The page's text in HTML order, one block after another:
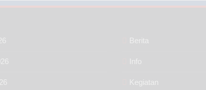
Berita
Info
Kegiatan